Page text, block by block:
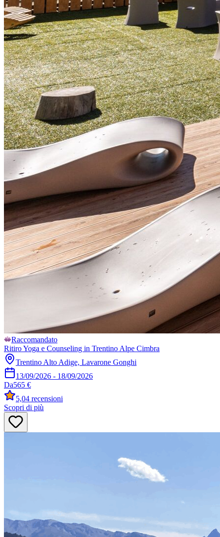
Raccomandato
Ritiro Yoga e Counseling in Trentino Alpe Cimbra
Trentino Alto Adige, Lavarone Gonghi
13/09/2026 - 18/09/2026
Da565 €
5,04 recensioni
Scopri di più